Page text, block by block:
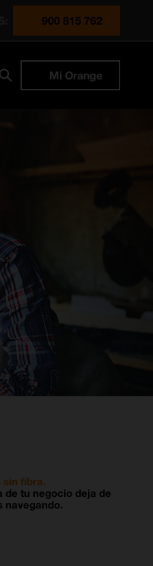
900 815 762
Mi Orange
sin fibra.
tu negocio deja de
navegando.